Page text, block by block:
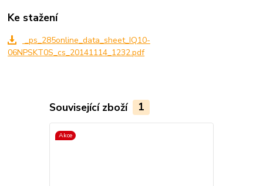
Ke stažení
_ps_285online_data_sheet_IQ10-
06NPSKT0S_cs_20141114_1232.pdf
Související zboží 1
Akce